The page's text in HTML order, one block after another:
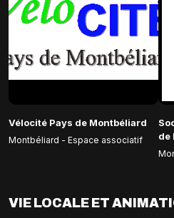
Vélocité Pays de Montbéliard
Montbéliard - Espace associatif
de
VIE LOCALE ET